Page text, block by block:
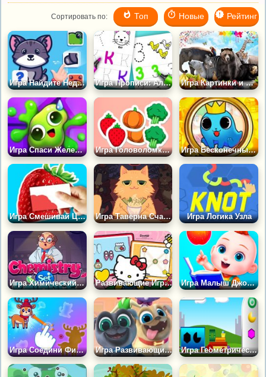
Сортировать по: Топ Новые Рейтинг
Игра Найдите Недостающую Часть Игра Прописи: Алфавит для Детей Игра Картинки и Звуки
Игра Спаси Желейку: Развивай Логику и Интуицию Игра Головоломка: Парные Соединения 2Д Игра Бесконечный Зум Арт
Игра Смешивай Цвета Игра Таверна Счастливых Котов Игра Логика Узла
Игра Химический Набор Баланс Развивающие Игры с Хэллоу Китти Игра Малыш Джоджо Дошкольное Обучение
Игра Соедини Фигуры Игра Развивающие Игры Дисней Игра Геометрические Фигуры